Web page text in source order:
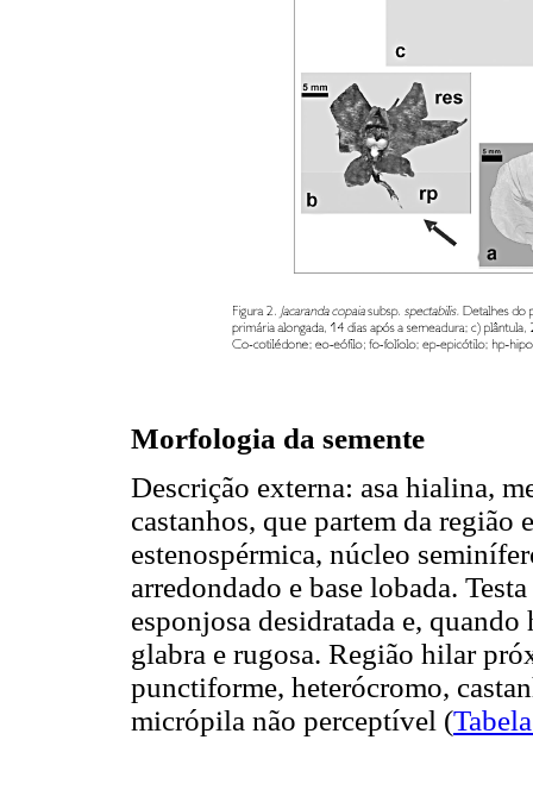
Morfologia da semente
Descrição externa: asa hialina,
castanhos, que partem da região
estenospérmica, núcleo
arredondado e base lobada.
esponjosa desidratada e,
glabra e rugosa. Região hilar
punctiforme, heterócromo,
micrópila não perceptível (